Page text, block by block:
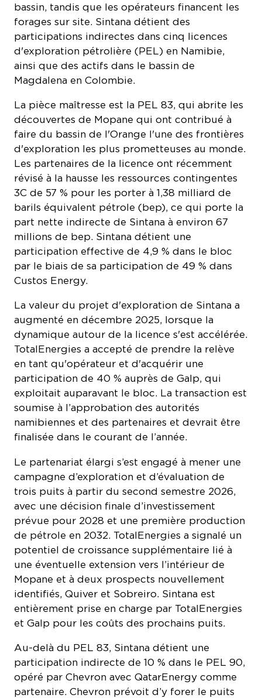
participations indirectes dans cinq licences
d'exploration pétrolière (PEL) en Namibie,
ainsi que des actifs dans le bassin de
Magdalena en Colombie.
La pièce maîtresse est la PEL 83, qui abrite les
faire du bassin de l'Orange l'une des frontières
d'exploration les plus prometteuses au monde.
Les partenaires de la licence ont récemment
révisé à la hausse les ressources contingentes
3C de 57 % pour les porter à 1,38 milliard de
barils équivalent pétrole (bep), ce qui porte la
part nette indirecte de Sintana à environ 67
millions de bep. Sintana détient une
participation effective de 4,9 % dans le bloc
par le biais de sa participation de 49 % dans
Custos Energy.
La valeur du projet d'exploration de Sintana a
dynamique autour de la licence s'est accélérée.
TotalEnergies a accepté de prendre la relève
en tant qu'opérateur et d'acquérir une
participation de 40 % auprès de Galp, qui
exploitait auparavant le bloc. La transaction est
soumise à l’approbation des autorités
namibiennes et des partenaires et devrait être
finalisée dans le courant de l’année.
Le partenariat élargi s’est engagé à mener une
trois puits à partir du second semestre 2026,
avec une décision finale d’investissement
prévue pour 2028 et une première production
de pétrole en 2032. TotalEnergies a signalé un
potentiel de croissance supplémentaire lié à
une éventuelle extension vers l’intérieur de
Mopane et à deux prospects nouvellement
identifiés, Quiver et Sobreiro. Sintana est
entièrement prise en charge par TotalEnergies
et Galp pour les coûts des prochains puits.
Au-delà du PEL 83, Sintana détient une
opéré par Chevron avec QatarEnergy comme
partenaire. Chevron prévoit d’y forer le puits
Nabba-1X d’ici fin 2026. La société a également
pris des mesures pour renforcer sa présence